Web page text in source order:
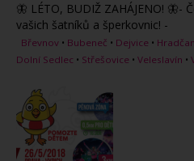
🦋 LÉTO, BUDIŽ ZAHÁJENO! 🦋-
vašich šatníků a šperkovnic! -
Břevnov • Bubeneč • Dejvice •
Dolní Sedlec • Střešovice • Veleslavín •